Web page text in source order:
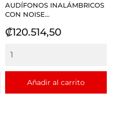
AUDÍFONOS INALÁMBRICOS
CON NOISE...
Precio
₡120.514,50
Añadir al carrito